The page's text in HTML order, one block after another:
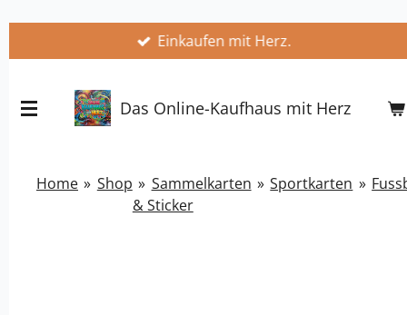
springen
Einkaufen mit Herz.
Das Online-Kaufhaus mit Herz
Home » Shop » Sammelkarten
& Sticker
» Sportkarten »